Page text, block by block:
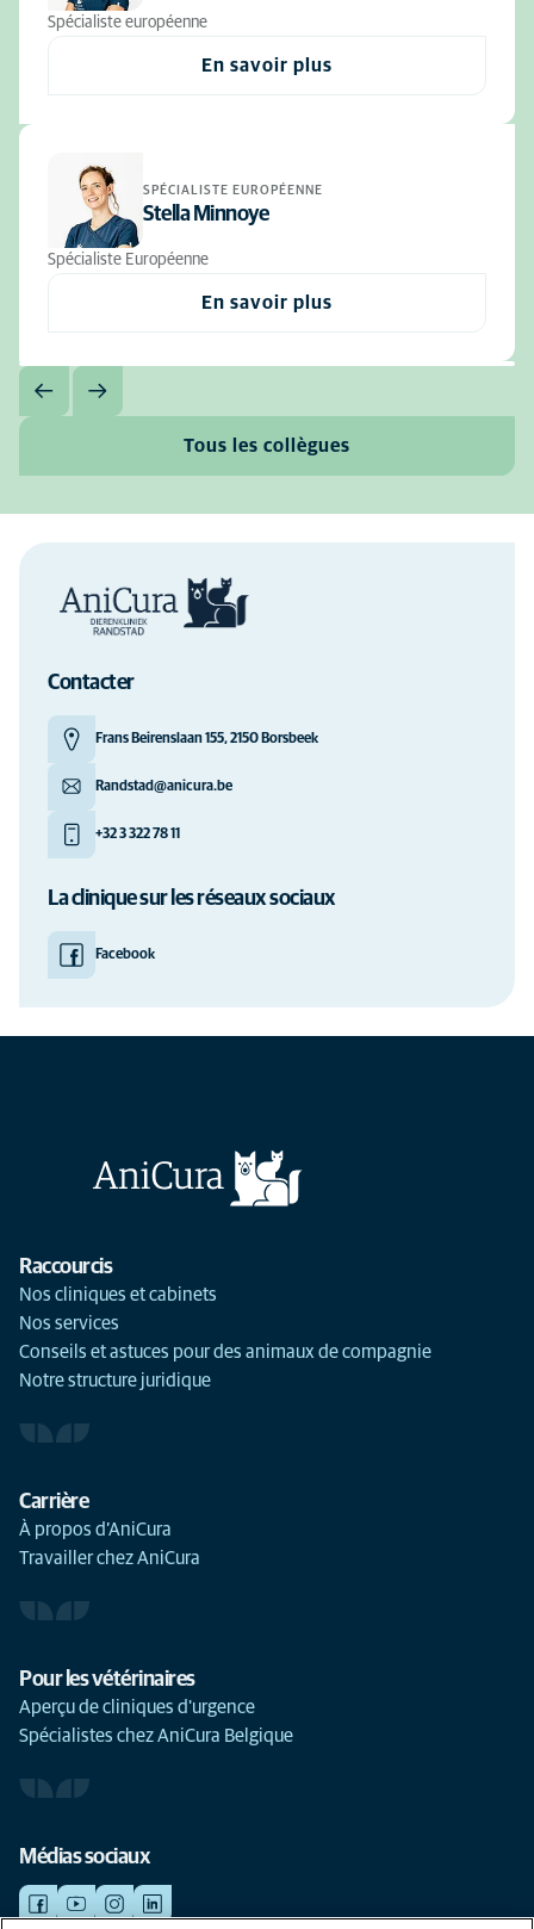
Spécialiste européenne
En savoir plus
SPÉCIALISTE EUROPÉENNE
Stella Minnoye
Spécialiste Européenne
En savoir plus
Tous les collègues
Contacter
Frans Beirenslaan 155, 2150 Borsbeek
Randstad@anicura.be
+32 3 322 78 11
La clinique sur les réseaux sociaux
Facebook
Raccourcis
Nos cliniques et cabinets
Nos services
Conseils et astuces pour des animaux de compagnie
Notre structure juridique
Carrière
À propos d’AniCura
Travailler chez AniCura
Pour les vétérinaires
Aperçu de cliniques d'urgence
Spécialistes chez AniCura Belgique
Médias sociaux